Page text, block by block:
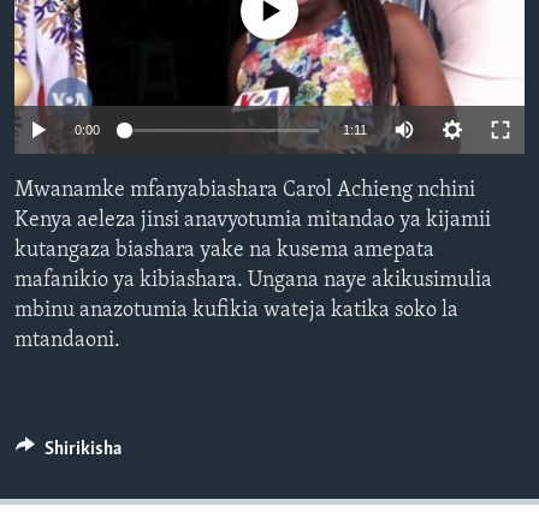
No media source currently available
0:00 1:11
Mwanamke mfanyabiashara Carol Achieng nchini
Kenya aeleza jinsi anavyotumia mitandao ya kijamii
kutangaza biashara yake na kusema amepata
mafanikio ya kibiashara. Ungana naye akikusimulia
mbinu anazotumia kufikia wateja katika soko la
mtandaoni.
Shirikisha